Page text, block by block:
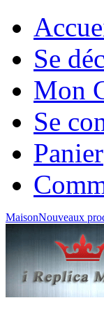
Se
Mon
Se
Panier
MaisonNouveaux